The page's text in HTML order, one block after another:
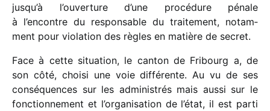
jusqu’à l’ouverture d’une procé­dure pénale
à l’encontre du respon­sable du trai­te­ment, notam­
ment pour viola­tion des règles en matière de secret.
Face à cette situa­tion, le canton de Fribourg a, de
son côté, choisi une voie diffé­rente. Au vu de ses
consé­quences sur les admi­nis­trés mais aussi sur le
fonc­tion­ne­ment et l’organisation de l’état, il est parti